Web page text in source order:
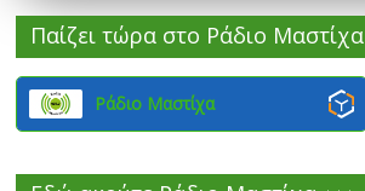
Παίζει τώρα στο Ράδιο Μαστίχα
Ράδιο Μαστίχα